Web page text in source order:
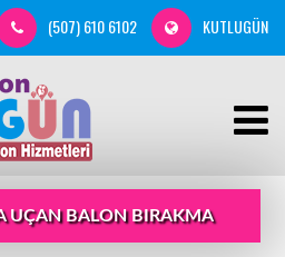
(507) 610 6102 KUTLUGÜN
UÇAN BALON BIRAKMA